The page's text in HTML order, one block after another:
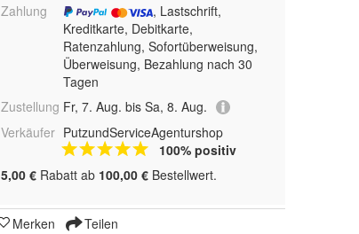
Zahlung
, Lastschrift,
Kreditkarte, Debitkarte,
Ratenzahlung, Sofortüberweisung,
Überweisung, Bezahlung nach 30
Tagen
Zustellung Fr, 7. Aug. bis Sa, 8. Aug.
Verkäufer PutzundServiceAgenturshop
100% positiv
5,00 € Rabatt ab 100,00 € Bestellwert.
Merken Teilen